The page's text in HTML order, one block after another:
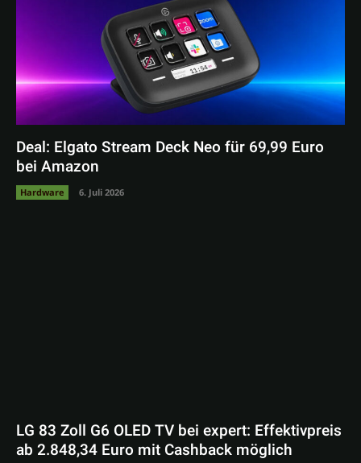
Deal: Elgato Stream Deck Neo für 69,99 Euro
bei Amazon
Hardware 6. Juli 2026
LG 83 Zoll G6 OLED TV bei expert: Effektivpreis
ab 2.848,34 Euro mit Cashback möglich